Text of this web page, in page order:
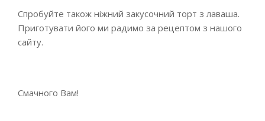
Спробуйте також ніжний закусочний торт з лаваша.
Приготувати його ми радимо за рецептом з нашого
сайту.
Смачного Вам!